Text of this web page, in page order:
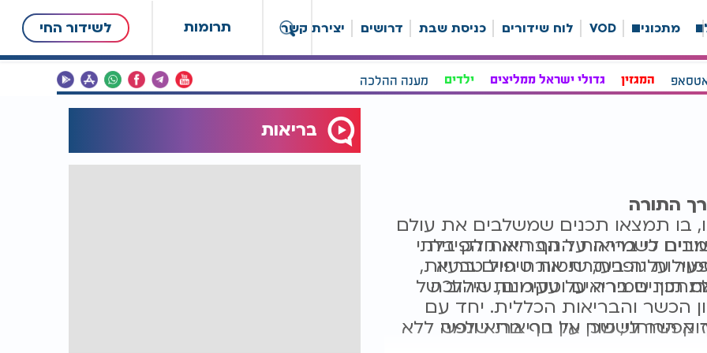
תרומות לשידור החי מתכונים VOD לוח שידורים כניסת שבת דרושים יצירת קשר
המגזין גדולי ישראל ממליצים ילדים מענה ההלכה
התורה
בו תמצאו תכנים שמשלבים את עולם
כי בריאות הגוף היא חלק בלתי
עליה בעזרת אורח חיים בריא
לשמירה על הבריאות הפיזית
גופנית, שיטות טיפול טבעיות,
תוך שמירה על עקרונות ההלכה
בריאים וטעימים, שילוב של
הכשר והבריאות הכללית. יחד עם
הרוחני, שכן אין בריאות שלמה ללא
אפשר לשמור על גוף בריא ונפש
בריאות